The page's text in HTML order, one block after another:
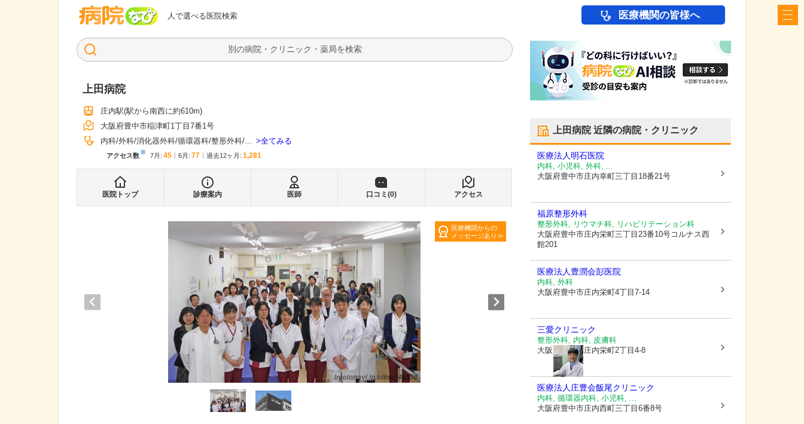
人で選べる医院検索
病院なび 医療機関の皆様へ
検索
上田病院
庄内駅(駅から南西に約610m)
大阪府豊中市稲津町1丁目7番1号
内科 外科 消化器外科 循環器科 整形外科 ... 全てみる
アクセス数※ 7月 : 45 6月 : 77 過去12ヶ月: 1,281
医院トップ 診療案内 医師 口コミ(0) アクセス
医療機関からの
メッセージあり
上田病院近隣の病院・クリニック
医療法人明石医院
内科, 小児科, 外科, ...
大阪府豊中市庄内幸町三丁目18番21号
福原整形外科
整形外科, リウマチ科, リハビリテーション科
大阪府豊中市庄内栄町三丁目23番10号コルナス西
館201
医療法人豊潤会彭医院
内科, 外科
大阪府豊中市庄内栄町4丁目7-14
三愛クリニック
整形外科, 内科, 皮膚科
大阪府豊中市庄内栄町2丁目4-8
医療法人庄豊会飯尾クリニック
内科, 循環器内科, 小児科, ...
大阪府豊中市庄内西町三丁目6番8号